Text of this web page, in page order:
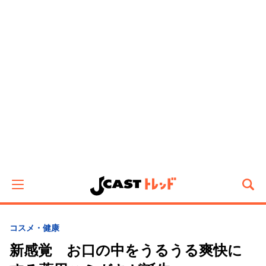
コスメ・健康
新感覚 お口の中をうるうる爽快に